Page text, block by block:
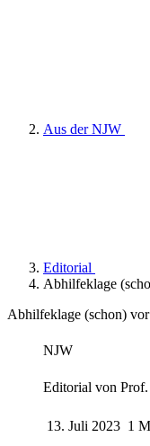
Aus der NJW
Editorial
Abhilfeklage
Abhilfeklage (schon)
NJW
Editorial von
13. Juli 2023 1